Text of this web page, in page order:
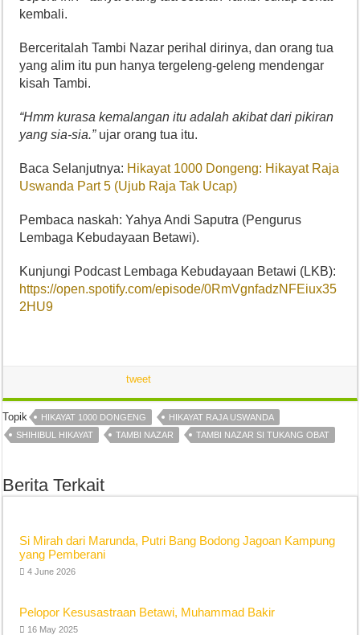
kembali.
Berceritalah Tambi Nazar perihal dirinya, dan orang tua
yang alim itu pun hanya tergeleng-geleng mendengar
kisah Tambi.
“Hmm kurasa kemalangan itu adalah akibat dari pikiran
yang sia-sia.”ujar orang tua itu.
Baca Selanjutnya: Hikayat 1000 Dongeng: Hikayat Raja
Uswanda Part 5 (Ujub Raja Tak Ucap)
Pembaca naskah: Yahya Andi Saputra (Pengurus
Lembaga Kebudayaan Betawi).
Kunjungi Podcast Lembaga Kebudayaan Betawi (LKB):
https://open.spotify.com/episode/0RmVgnfadzNFEiux35
2HU9
tweet
Topik HIKAYAT 1000 DONGENG
HIKAYAT RAJA USWANDA
SHIHIBUL HIKAYAT
TAMBI NAZAR TAMBI NAZAR SI TUKANG OBAT
Berita Terkait
Si Mirah dari Marunda, Putri Bang Bodong Jagoan Kampung
yang Pemberani
4 June 2026
Pelopor Kesusastraan Betawi, Muhammad Bakir
16 May 2025